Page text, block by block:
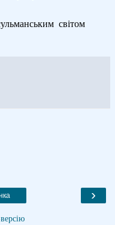
світом
›